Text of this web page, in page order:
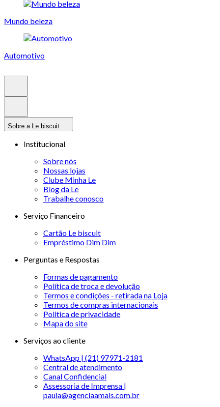
Mundo beleza
Automotivo
Sobre a Le biscuit
Institucional
Sobre nós
Nossas lojas
Clube Minha Le
Blog da Le
Trabalhe conosco
Serviço Financeiro
Cartão Le biscuit
Empréstimo Dim Dim
Perguntas e Respostas
Formas de pagamento
Política de troca e devolução
Termos e condições - retirada na Loja
Termos de compras internacionais
Politica de privacidade
Mapa do site
Serviços ao cliente
WhatsApp | (21) 97971-2181
Central de atendimento
Canal Confidencial
Assessoria de Imprensa |
paula@agenciaamais.com.br